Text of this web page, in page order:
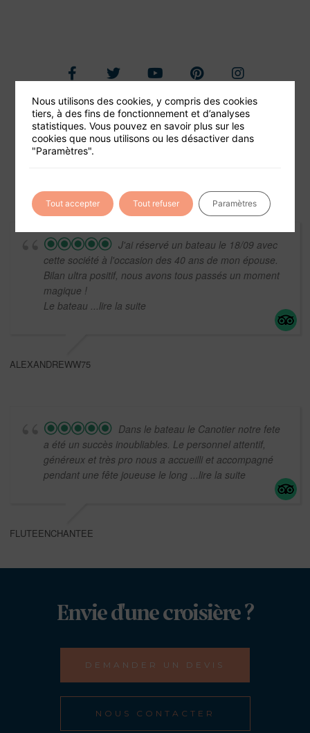
Foire aux questions
Conditions générales de vente
J'ai réservé un bateau le 18/09 avec
cette société à l'occasion des 40 ans de mon épouse.
Bilan ultra positif, nous avons tous passés un moment
magique !
Le bateau ...lire la suite
ALEXANDREWW75
Dans le bateau le Canotier notre fete
a été un succès inoubliables. Le personnel attentif,
généreux et très pro nous a accueilli et accompagné
pendant une fête joueuse le long ...lire la suite
FLUTEENCHANTEE
Envie d'une croisière ?
DEMANDER UN DEVIS
NOUS CONTACTER
Nous utilisons des cookies, y compris des cookies
tiers, à des fins de fonctionnement et d’analyses
statistiques. Vous pouvez en savoir plus sur les
cookies que nous utilisons ou les désactiver dans
"Paramètres".
Tout accepter Tout refuser Paramètres